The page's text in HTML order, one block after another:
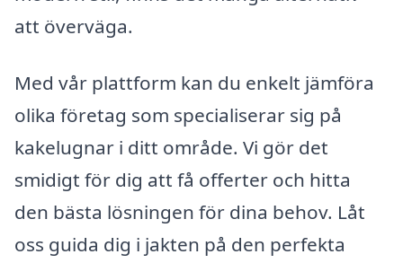
att överväga.
Med vår plattform kan du enkelt jämföra
olika företag som specialiserar sig på
kakelugnar i ditt område. Vi gör det
smidigt för dig att få offerter och hitta
den bästa lösningen för dina behov. Låt
oss guida dig i jakten på den perfekta